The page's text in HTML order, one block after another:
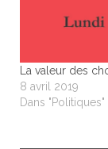
La valeur des
8 avril 2019
Dans "Politiques"